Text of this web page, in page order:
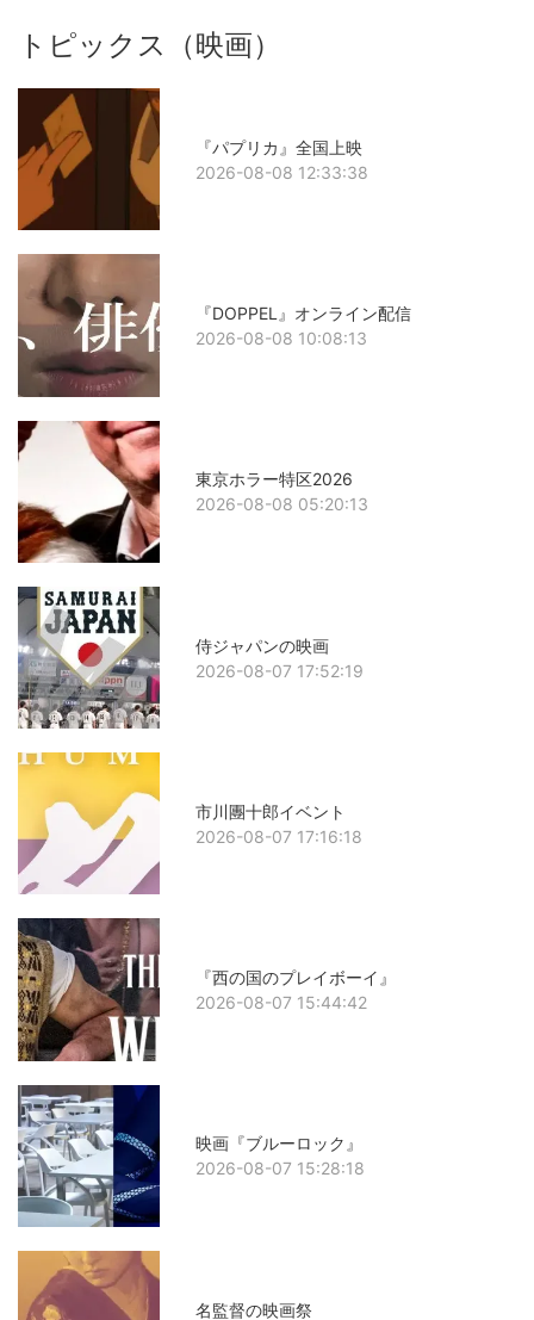
トピックス（映画）
『パプリカ』全国上映
2026-08-08 12:33:38
『DOPPEL』オンライン配信
2026-08-08 10:08:13
東京ホラー特区2026
2026-08-08 05:20:13
侍ジャパンの映画
2026-08-07 17:52:19
市川團十郎イベント
2026-08-07 17:16:18
『西の国のプレイボーイ』
2026-08-07 15:44:42
映画『ブルーロック』
2026-08-07 15:28:18
名監督の映画祭